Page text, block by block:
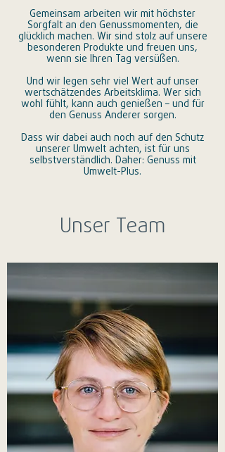
Gemeinsam arbeiten wir mit höchster
Sorgfalt an den Genussmomenten, die
glücklich machen. Wir sind stolz auf unsere
besonderen Produkte und freuen uns,
wenn sie Ihren Tag versüßen.
Und wir legen sehr viel Wert auf unser
wertschätzendes Arbeitsklima. Wer sich
wohl fühlt, kann auch genießen – und für
den Genuss Anderer sorgen.
Dass wir dabei auch noch auf den Schutz
unserer Umwelt achten, ist für uns
selbstverständlich. Daher: Genuss mit
Umwelt-Plus.
Unser Team